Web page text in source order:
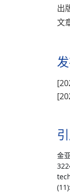
出
文
金